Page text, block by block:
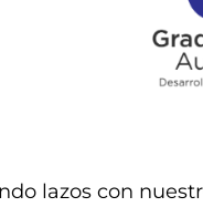
lazos con